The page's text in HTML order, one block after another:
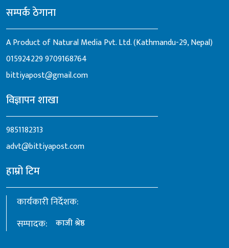
सम्पर्क ठेगाना
A Product of Natural Media Pvt. Ltd. (Kathmandu-29, Nepal)
0159242299709168764
bittiyapost@gmail.com
विज्ञापन शाखा
9851182313
advt@bittiyapost.com
हाम्रो टिम
कार्यकारी निर्देशक:
सम्पादक:
काजी श्रेष्ठ